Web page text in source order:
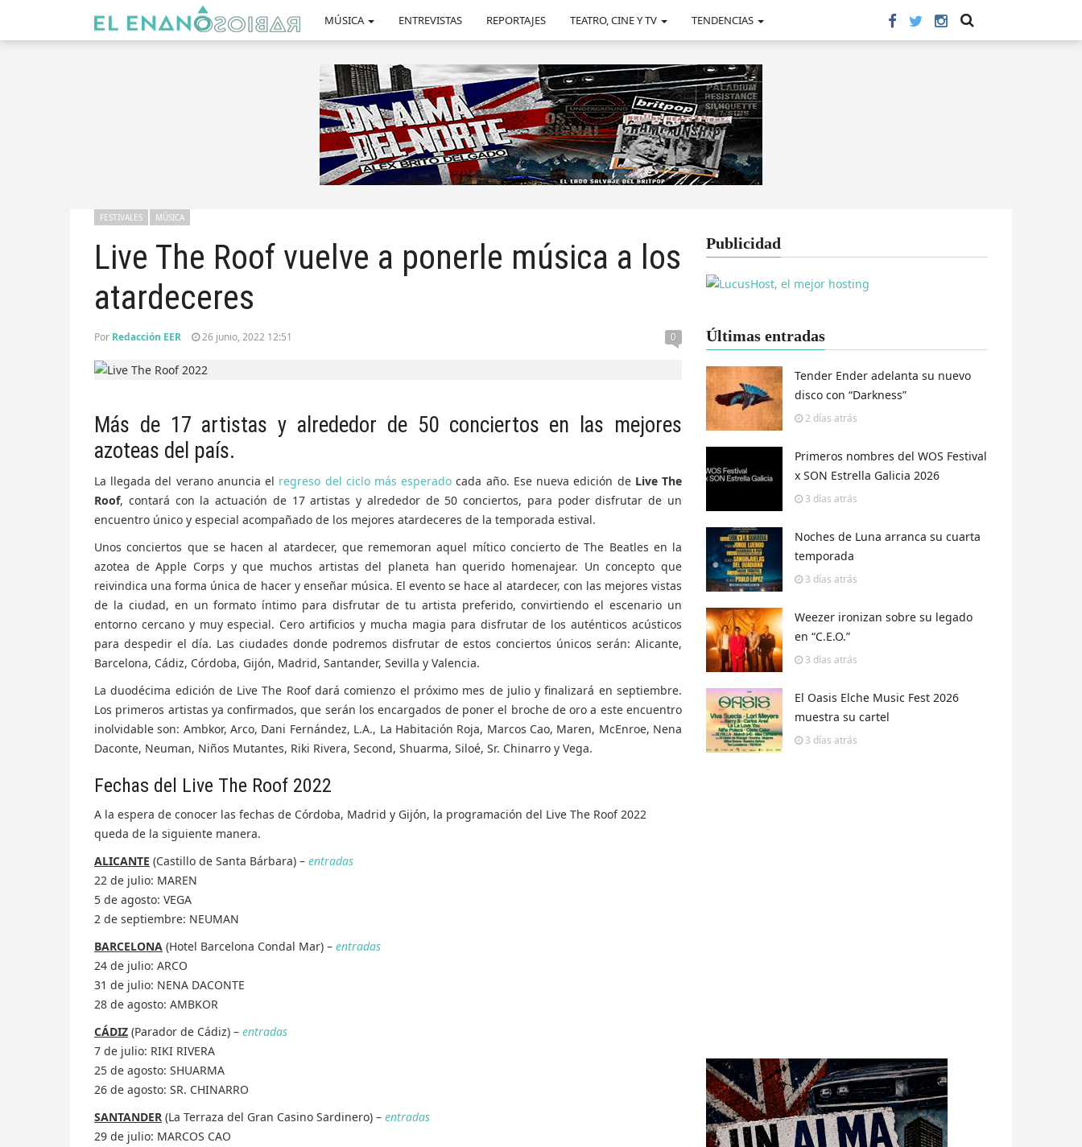
MÚSICA ENTREVISTAS REPORTAJES TEATRO, CINE Y TV TENDENCIAS
Live The Roof vuelve a ponerle música a los
atardeceres
FESTIVALES MÚSICA
Por Redacción EER 26 junio, 2022 12:51 0
Más de 17 artistas y alrededor de 50 conciertos en las mejores
azoteas del país.
La llegada del verano anuncia el regreso del ciclo más esperado cada año. Ese nueva edición de Live The
Roof, contará con la actuación de 17 artistas y alrededor de 50 conciertos, para poder disfrutar de un
encuentro único y especial acompañado de los mejores atardeceres de la temporada estival.
Unos conciertos que se hacen al atardecer, que rememoran aquel mítico concierto de The Beatles en la
azotea de Apple Corps y que muchos artistas del planeta han querido homenajear. Un concepto que
reivindica una forma única de hacer y enseñar música. El evento se hace al atardecer, con las mejores vistas
de la ciudad, en un formato íntimo para disfrutar de tu artista preferido, convirtiendo el escenario un
entorno cercano y muy especial. Cero artificios y mucha magia para disfrutar de los auténticos acústicos
para despedir el día. Las ciudades donde podremos disfrutar de estos conciertos únicos serán: Alicante,
Barcelona, Cádiz, Córdoba, Gijón, Madrid, Santander, Sevilla y Valencia.
La duodécima edición de Live The Roof dará comienzo el próximo mes de julio y finalizará en septiembre.
Los primeros artistas ya confirmados, que serán los encargados de poner el broche de oro a este encuentro
inolvidable son: Ambkor, Arco, Dani Fernández, L.A., La Habitación Roja, Marcos Cao, Maren, McEnroe, Nena
Daconte, Neuman, Niños Mutantes, Riki Rivera, Second, Shuarma, Siloé, Sr. Chinarro y Vega.
Fechas del Live The Roof 2022
A la espera de conocer las fechas de Córdoba, Madrid y Gijón, la programación del Live The Roof 2022
queda de la siguiente manera.
ALICANTE (Castillo de Santa Bárbara) – entradas
22 de julio: MAREN
5 de agosto: VEGA
2 de septiembre: NEUMAN
BARCELONA (Hotel Barcelona Condal Mar) – entradas
24 de julio: ARCO
31 de julio: NENA DACONTE
28 de agosto: AMBKOR
CÁDIZ (Parador de Cádiz) – entradas
7 de julio: RIKI RIVERA
25 de agosto: SHUARMA
26 de agosto: SR. CHINARRO
SANTANDER (La Terraza del Gran Casino Sardinero) – entradas
29 de julio: MARCOS CAO
Publicidad
Últimas entradas
Tender Ender adelanta su nuevo
disco con “Darkness”
2 días atrás
Primeros nombres del WOS Festival
x SON Estrella Galicia 2026
3 días atrás
Noches de Luna arranca su cuarta
temporada
3 días atrás
Weezer ironizan sobre su legado
en “C.E.O.”
3 días atrás
El Oasis Elche Music Fest 2026
muestra su cartel
3 días atrás